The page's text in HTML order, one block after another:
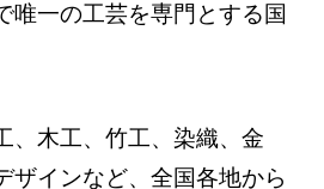
唯一の工芸を専門とする国
、木工、竹工、染織、金
ザインなど、全国各地から